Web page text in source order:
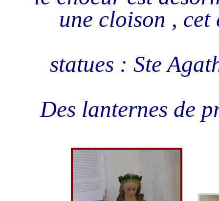
une cloison , cet
statues : Ste
Des lanternes de